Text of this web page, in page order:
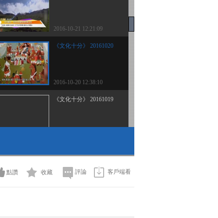
2016-10-21 12:21:09
《文化十分》 20161020
2016-10-20 12:38:10
《文化十分》 20161019
2016-10-18 11:54:10
點讚 收藏 評論 客戶端看